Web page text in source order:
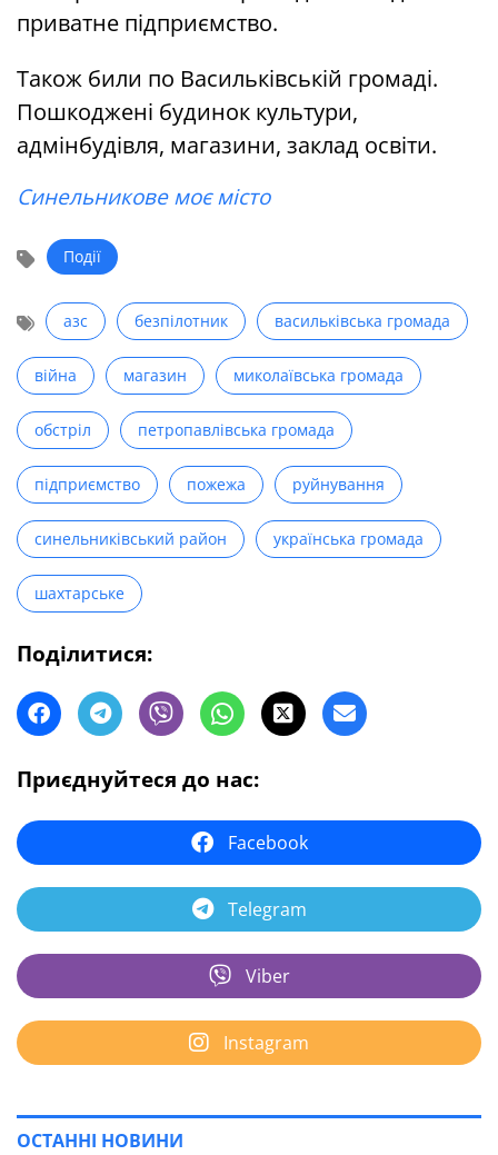
приватне підприємство.
Також били по Васильківській громаді.
Пошкоджені будинок культури,
адмінбудівля, магазини, заклад освіти.
Синельникове моє місто
Події
азс безпілотник васильківська громада
війна магазин миколаївська громада
обстріл петропавлівська громада
підприємство пожежа руйнування
синельниківський район українська громада
шахтарське
Поділитися:
Приєднуйтеся до нас:
Facebook
Telegram
Viber
Instagram
ОСТАННІ НОВИНИ